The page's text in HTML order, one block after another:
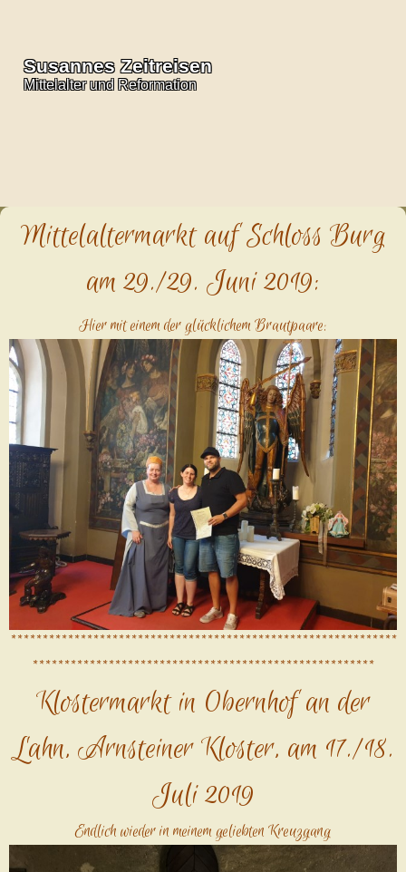
Susannes Zeitreisen
Mittelalter und Reformation
Mittelaltermarkt auf Schloss Burg
am 29./29. Juni 2019:
Hier mit einem der glücklichem Brautpaare:
*************************************************************
******************************************************
Klostermarkt in Obernhof an der
Lahn, Arnsteiner Kloster, am 17./18.
Juli 2019
Endlich wieder in meinem geliebten Kreuzgang